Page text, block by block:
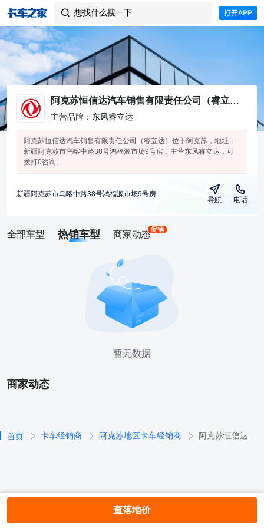
 想找什么搜一下
阿克苏恒信达汽车销售有限责任公司（睿立达）
主营品牌：东风睿立达
阿克苏恒信达汽车销售有限责任公司（睿立达）位于阿克苏，地址：
新疆阿克苏市乌喀中路38号鸿福源市场9号房，主营东风睿立达，可
拨打0咨询。
新疆阿克苏市乌喀中路38号鸿福源市场9号房
导航 电话
全部车型 热销车型 商家动态
暂无数据
商家动态
首页 卡车经销商 阿克苏地区卡车经销商 阿克苏恒信达
查落地价